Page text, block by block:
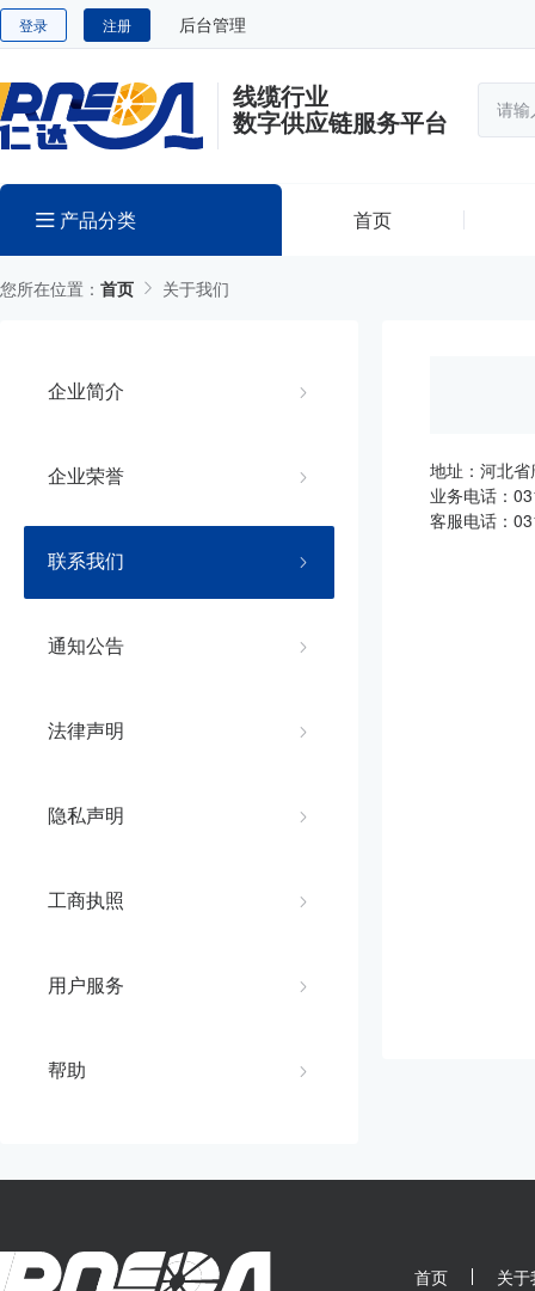
登录 注册 后台管理
线缆行业
数字供应链服务平台
产品分类 首页
您所在位置： 首页 关于我们
企业简介
企业荣誉
联系我们
通知公告
法律声明
隐私声明
工商执照
用户服务
帮助
地址：河北
业务电话：
客服电话：
首页
关